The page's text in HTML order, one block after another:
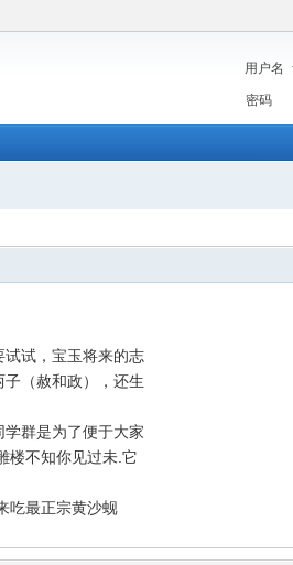
用户名
密码
试，宝玉将来的志
（赦和政），还生
群是为了便于大家
楼不知你见过未.它
吃最正宗黄沙蚬